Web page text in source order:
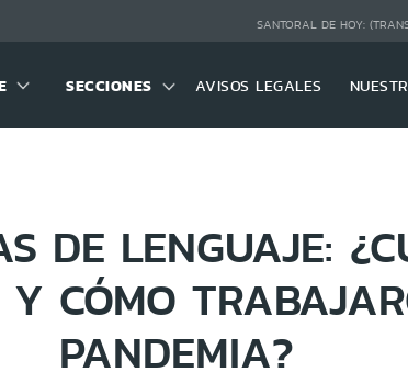
SANTORAL DE HOY:
SECCIONES AVISOS LEGALES
DE LENGUAJE:
Y CÓMO
PANDEMIA?